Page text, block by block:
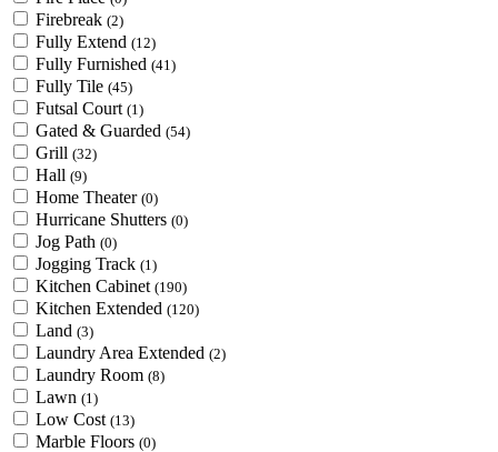
Firebreak (2)
Fully Extend (12)
Fully Furnished (41)
Fully Tile (45)
Futsal Court (1)
Gated & Guarded (54)
Grill (32)
Hall (9)
Home Theater (0)
Hurricane Shutters (0)
Jog Path (0)
Jogging Track (1)
Kitchen Cabinet (190)
Kitchen Extended (120)
Land (3)
Laundry Area Extended (2)
Laundry Room (8)
Lawn (1)
Low Cost (13)
Marble Floors (0)